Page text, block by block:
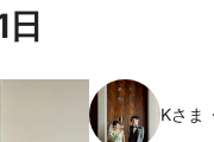
Kさま